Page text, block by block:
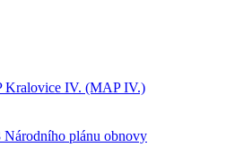
Kralovice IV. (MAP IV.)
Národního plánu obnovy